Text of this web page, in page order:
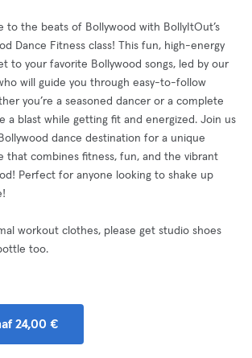
to the beats of Bollywood with BollyItOut’s
Dance Fitness class! This fun, high-energy
to your favorite Bollywood songs, led by our
will guide you through easy-to-follow
you’re a seasoned dancer or a complete
a blast while getting fit and energized. Join us
dance destination for a unique
that combines fitness, fun, and the vibrant
Perfect for anyone looking to shake up
workout clothes, please get studio shoes
too.
24,00 €